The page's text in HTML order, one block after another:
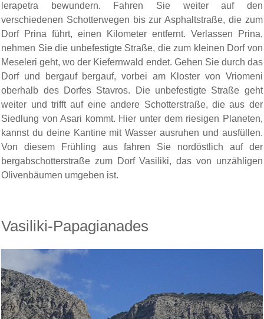
lerapetra bewundern. Fahren Sie weiter auf den
verschiedenen Schotterwegen bis zur Asphaltstraße, die zum
Dorf Prina führt, einen Kilometer entfernt. Verlassen Prina,
nehmen Sie die unbefestigte Straße, die zum kleinen Dorf von
Meseleri geht, wo der Kiefernwald endet. Gehen Sie durch das
Dorf und bergauf bergauf, vorbei am Kloster von Vriomeni
oberhalb des Dorfes Stavros. Die unbefestigte Straße geht
weiter und trifft auf eine andere Schotterstraße, die aus der
Siedlung von Asari kommt. Hier unter dem riesigen Planeten,
kannst du deine Kantine mit Wasser ausruhen und ausfüllen.
Von diesem Frühling aus fahren Sie nordöstlich auf der
bergabschotterstraße zum Dorf Vasiliki, das von unzähligen
Olivenbäumen umgeben ist.
Vasiliki-Papagianades